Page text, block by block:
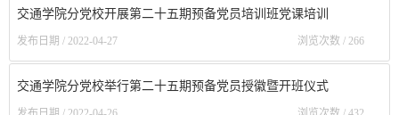
交通学院分党校开展第二十五期预备党员培训班党课培训
发布日期 / 2022-04-27 浏览次数 / 266
交通学院分党校举行第二十五期预备党员授徽暨开班仪式